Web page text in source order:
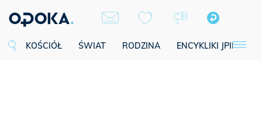
KOŚCIÓŁ ŚWIAT RODZINA ENCYKLIKI JPII